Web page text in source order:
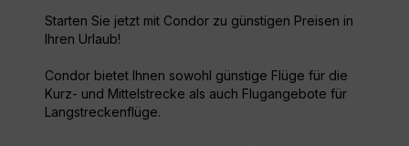
Starten Sie jetzt mit Condor zu günstigen Preisen in
Ihren Urlaub!
Condor bietet Ihnen sowohl günstige Flüge für die
Kurz- und Mittelstrecke als auch Flugangebote für
Langstreckenflüge.